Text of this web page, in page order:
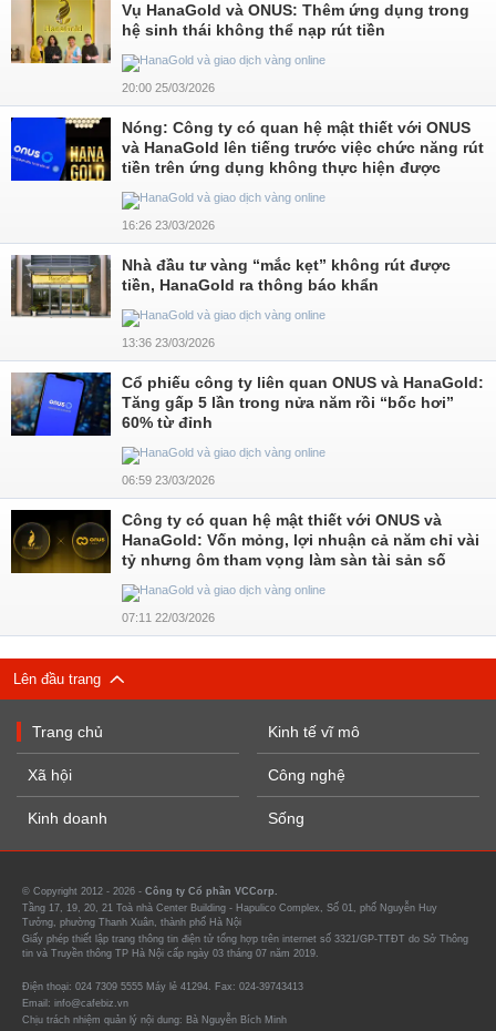
Vụ HanaGold và ONUS: Thêm ứng dụng trong
hệ sinh thái không thể nạp rút tiền
20:00 25/03/2026
Nóng: Công ty có quan hệ mật thiết với ONUS
và HanaGold lên tiếng trước việc chức năng rút
tiền trên ứng dụng không thực hiện được
16:26 23/03/2026
Nhà đầu tư vàng “mắc kẹt” không rút được
tiền, HanaGold ra thông báo khẩn
13:36 23/03/2026
Cổ phiếu công ty liên quan ONUS và HanaGold:
Tăng gấp 5 lần trong nửa năm rồi “bốc hơi”
60% từ đỉnh
06:59 23/03/2026
Công ty có quan hệ mật thiết với ONUS và
HanaGold: Vốn mỏng, lợi nhuận cả năm chỉ vài
tỷ nhưng ôm tham vọng làm sàn tài sản số
07:11 22/03/2026
Lên đầu trang
Trang chủ
Xã hội
Kinh doanh
Kinh tế vĩ mô
Công nghệ
Sống
© Copyright 2012 - 2026 - Công ty Cổ phần VCCorp.
Tầng 17, 19, 20, 21 Toà nhà Center Building - Hapulico Complex, Số 01, phố Nguyễn Huy
Tưởng, phường Thanh Xuân, thành phố Hà Nội
Giấy phép thiết lập trang thông tin điện tử tổng hợp trên internet số 3321/GP-TTĐT do Sở Thông
tin và Truyền thông TP Hà Nội cấp ngày 03 tháng 07 năm 2019.
Điện thoại: 024 7309 5555 Máy lẻ 41294. Fax: 024-39743413
Email: info@cafebiz.vn
Chịu trách nhiệm quản lý nội dung: Bà Nguyễn Bích Minh